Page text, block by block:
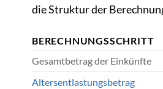
die Struktur der
BERECHNUNGSSCHRITT
Gesamtbetrag der Einkünfte
Altersentlastungsbetrag